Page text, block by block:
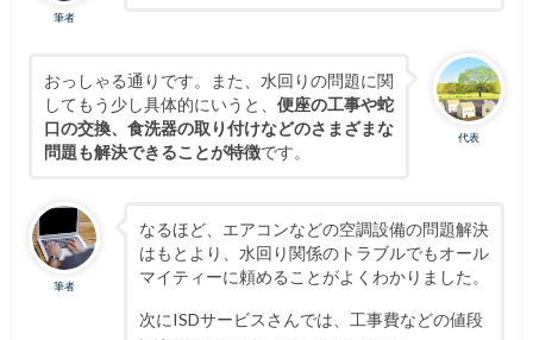
筆者
代表
おっしゃる通りです。また、水回りの問題に関
してもう少し具体的にいうと、 便座の工事や蛇
口の交換、食洗器の取り付けなどのさまざまな
問題も解決できることが特徴です。
筆者
なるほど、エアコンなどの空調設備の問題解決
はもとより、水回り関係のトラブルでもオール
マイティーに頼めることがよくわかりました。
次にISDサービスさんでは、工事費などの値段